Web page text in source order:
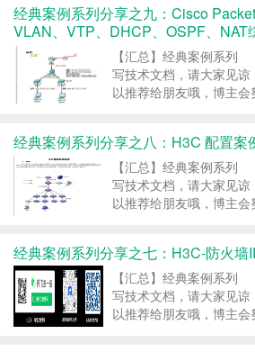
修改，谢谢大家的支持，
路博客，http://
经典案例系列分享之九：Cisco
VLAN、VTP、DHCP、OSPF、NAT
【汇总】经典案例系列
写技术文档，请大家见
以推荐给朋友哦，博主
修改，谢谢大家的支持，
路博客，http://
经典案例系列分享之八：H3C 配置案
【汇总】经典案例系列
写技术文档，请大家见
以推荐给朋友哦，博主
修改，谢谢大家的支持，
路博客，http://
经典案例系列分享之七：H3C-防火墙
【汇总】经典案例系列
写技术文档，请大家见
以推荐给朋友哦，博主